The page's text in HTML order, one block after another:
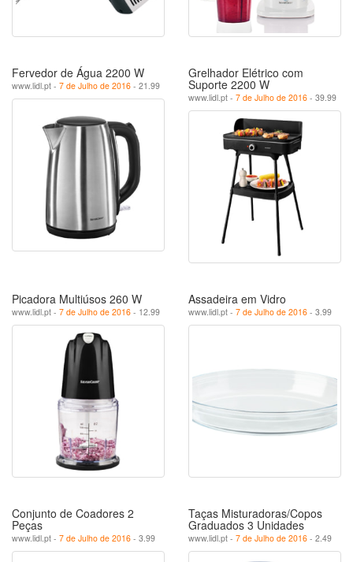
Fervedor de Água 2200 W
www.lidl.pt - 7 de Julho de 2016 - 21.99
Grelhador Elétrico com
Suporte 2200 W
www.lidl.pt - 7 de Julho de 2016 - 39.99
Picadora Multiúsos 260 W
www.lidl.pt - 7 de Julho de 2016 - 12.99
Assadeira em Vidro
www.lidl.pt - 7 de Julho de 2016 - 3.99
Conjunto de Coadores 2
Peças
www.lidl.pt - 7 de Julho de 2016 - 3.99
Taças Misturadoras/Copos
Graduados 3 Unidades
www.lidl.pt - 7 de Julho de 2016 - 2.49